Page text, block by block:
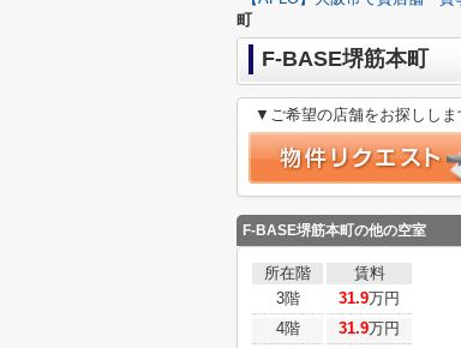
町
F-BASE堺筋本町
▼ご希望の店舗をお探ししま
F-BASE堺筋本町の他の空室
所在階
賃料
3階
31.9万円
4階
31.9万円